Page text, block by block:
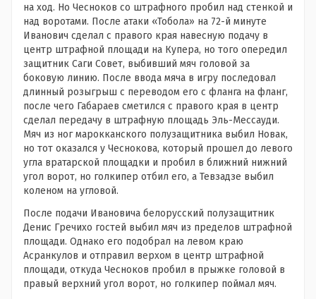
на ход. Но Чесноков со штрафного пробил над стенкой и
над воротами. После атаки «Тобола» на 72-й минуте
Иванович сделал с правого края навесную подачу в
центр штрафной площади на Купера, но того опередил
защитник Саги Совет, выбивший мяч головой за
боковую линию. После ввода мяча в игру последовал
длинный розыгрыш с переводом его с фланга на фланг,
после чего Габараев сметился с правого края в центр
сделал передачу в штрафную площадь Эль-Мессауди.
Мяч из ног марокканского полузащитника выбил Новак,
но тот оказался у Чеснокова, который прошел до левого
угла вратарской площадки и пробил в ближний нижний
угол ворот, но голкипер отбил его, а Тевзадзе выбил
коленом на угловой.
После подачи Ивановича белорусский полузащитник
Денис Гречихо гостей выбил мяч из пределов штрафной
площади. Однако его подобрал на левом краю
Асранкулов и отправил верхом в центр штрафной
площади, откуда Чесноков пробил в прыжке головой в
правый верхний угол ворот, но голкипер поймал мяч.